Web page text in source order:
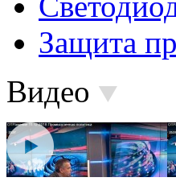
Защита
Видео